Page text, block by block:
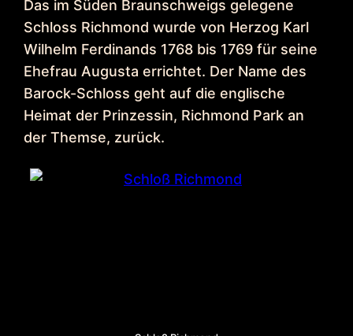
Das im Süden Braunschweigs gelegene
Schloss Richmond wurde von Herzog Karl
Wilhelm Ferdinands 1768 bis 1769 für seine
Ehefrau Augusta errichtet. Der Name des
Barock-Schloss geht auf die englische
Heimat der Prinzessin, Richmond Park an
der Themse, zurück.